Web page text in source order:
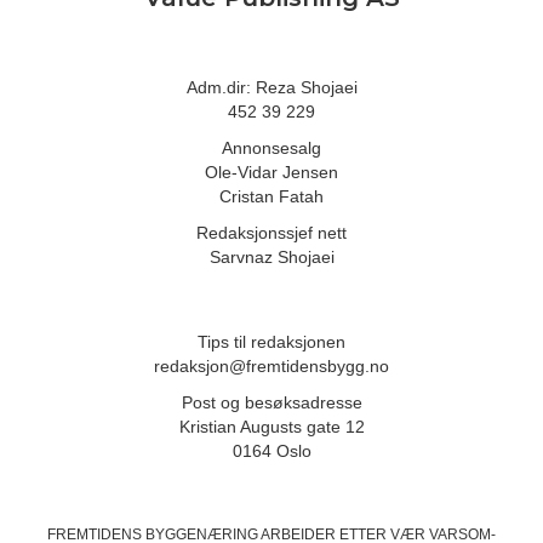
Adm.dir: Reza Shojaei
452 39 229
Annonsesalg
Ole-Vidar Jensen
Cristan Fatah
Redaksjonssjef nett
Sarvnaz Shojaei
Tips til redaksjonen
redaksjon@fremtidensbygg.no
Post og besøksadresse
Kristian Augusts gate 12
0164 Oslo
FREMTIDENS BYGGENÆRING ARBEIDER ETTER VÆR VARSOM-